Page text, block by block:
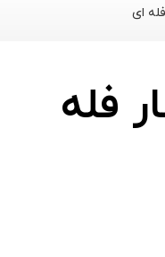
ای
فله